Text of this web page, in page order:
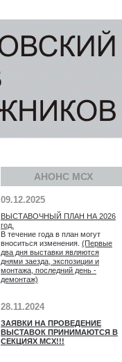
АНОНС МСХ
09.12.2025
ВЫСТАВОЧНЫЙ ПЛАН НА 2026
год.
В течение года в план могут
вноситься изменения. (Первые
два дня выставки являются
днями заезда, экспозиции и
монтажа, последний день -
демонтаж)
28.11.2024
ЗАЯВКИ НА ПРОВЕДЕНИЕ
ВЫСТАВОК ПРИНИМАЮТСЯ В
СЕКЦИЯХ МСХ!!!